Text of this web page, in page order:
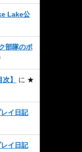
Lake公
部隊のボ
】 に ★
イ日記
イ日記